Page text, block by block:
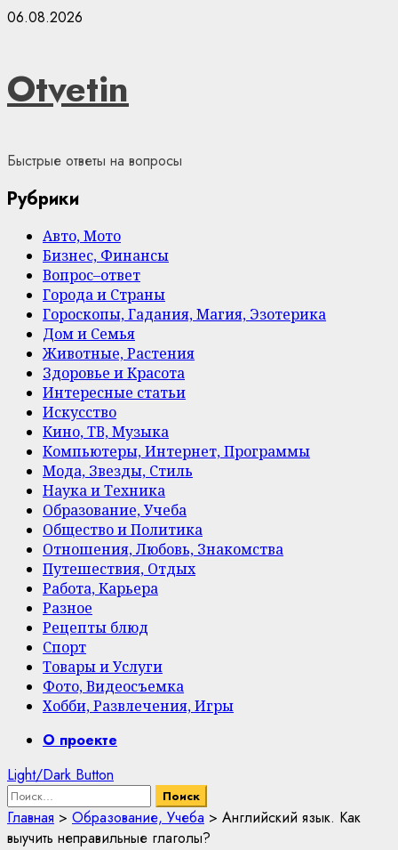
Skip
06.08.2026
Otvetin
Быстрые ответы на вопросы
Рубрики
Авто, Мото
Бизнес, Финансы
Вопрос–ответ
Города и Страны
Гороскопы, Гадания, Магия, Эзотерика
Дом и Семья
Животные, Растения
Здоровье и Красота
Интересные статьи
Искусство
Кино, ТВ, Музыка
Компьютеры, Интернет, Программы
Мода, Звезды, Стиль
Наука и Техника
Образование, Учеба
Общество и Политика
Отношения, Любовь, Знакомства
Путешествия, Отдых
Работа, Карьера
Разное
Рецепты блюд
Спорт
Товары и Услуги
Фото, Видеосъемка
Хобби, Развлечения, Игры
PrimaryО проекте
Light/Dark Button
Найти:
Главная > Образование, Учеба > Английский язык. Как
выучить неправильные глаголы?